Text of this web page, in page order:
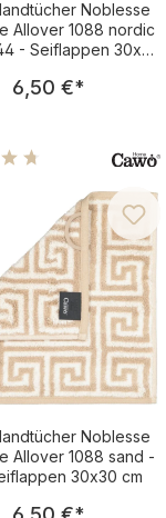
Noblesse
Allover 1088 nordic
- Seiflappen 30x30
Regulärer
6,50 €*
5 Sternen
Noblesse
Allover 1088 sand -
30x30 cm
Regulärer
*